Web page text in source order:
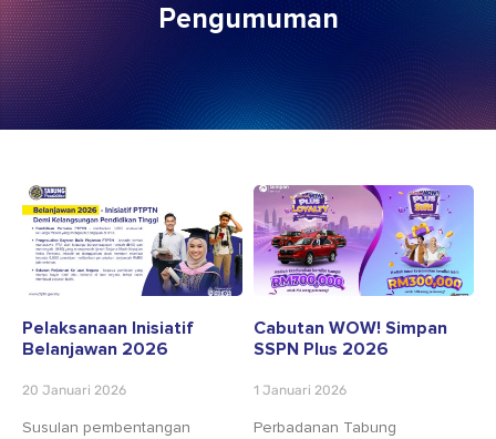
Pengumuman
Pelaksanaan Inisiatif
Belanjawan 2026
20 Januari 2026
Susulan pembentangan
Cabutan WOW! Simpan
SSPN Plus 2026
1 Januari 2026
Perbadanan Tabung